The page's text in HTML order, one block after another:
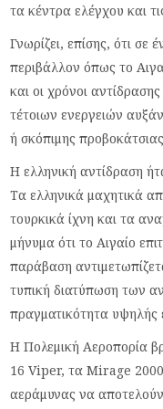
τα κέντρα ελέγχου και
Γνωρίζει, επίσης, ότι σε
περιβάλλον όπως το
και οι χρόνοι
τέτοιων ενεργειών
ή σκόπιμης
Η ελληνική αντίδραση
Τα ελληνικά μαχητικά
τουρκικά ίχνη και τα
μήνυμα ότι το Αιγαίο
παράβαση
τυπική διατύπωση των
πραγματικότητα υψηλής
Η Πολεμική Αεροπορία
16 Viper, τα Mirage
αεράμυνας να